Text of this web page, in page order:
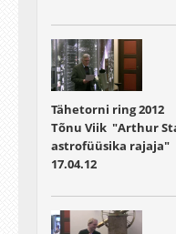
Tähetorni ring 2012
Tõnu Viik "Arthur
astrofüüsika rajaja"
17.04.12